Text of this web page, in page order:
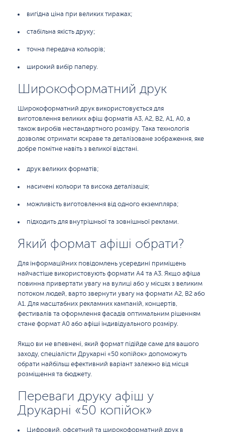
вигідна ціна при великих тиражах;
стабільна якість друку;
точна передача кольорів;
широкий вибір паперу.
Широкоформатний друк
Широкоформатний друк використовується для
виготовлення великих афіш форматів А3, А2, B2, А1, А0, а
також виробів нестандартного розміру. Така технологія
дозволяє отримати яскраве та деталізоване зображення, яке
добре помітне навіть з великої відстані.
друк великих форматів;
насичені кольори та висока деталізація;
можливість виготовлення від одного екземпляра;
підходить для внутрішньої та зовнішньої реклами.
Який формат афіші обрати?
Для інформаційних повідомлень усередині приміщень
найчастіше використовують формати А4 та А3. Якщо афіша
повинна привертати увагу на вулиці або у місцях з великим
потоком людей, варто звернути увагу на формати А2, B2 або
А1. Для масштабних рекламних кампаній, концертів,
фестивалів та оформлення фасадів оптимальним рішенням
стане формат А0 або афіші індивідуального розміру.
Якщо ви не впевнені, який формат підійде саме для вашого
заходу, спеціалісти Друкарні «50 копійок» допоможуть
обрати найбільш ефективний варіант залежно від місця
розміщення та бюджету.
Переваги друку афіш у
Друкарні «50 копійок»
Цифровий, офсетний та широкоформатний друк в